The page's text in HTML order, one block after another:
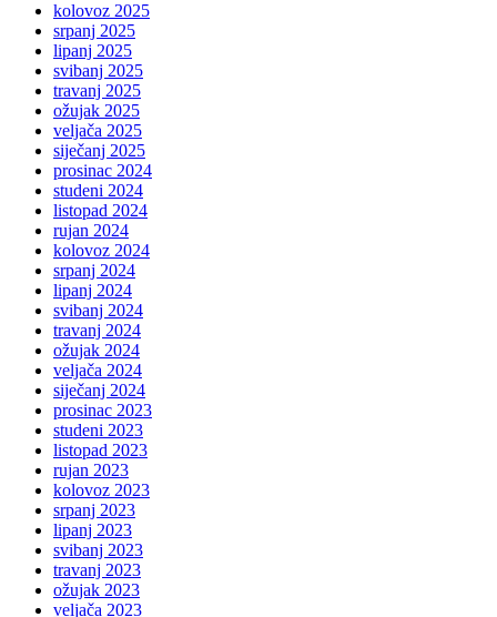
kolovoz 2025
srpanj 2025
lipanj 2025
svibanj 2025
travanj 2025
ožujak 2025
veljača 2025
siječanj 2025
prosinac 2024
studeni 2024
listopad 2024
rujan 2024
kolovoz 2024
srpanj 2024
lipanj 2024
svibanj 2024
travanj 2024
ožujak 2024
veljača 2024
siječanj 2024
prosinac 2023
studeni 2023
listopad 2023
rujan 2023
kolovoz 2023
srpanj 2023
lipanj 2023
svibanj 2023
travanj 2023
ožujak 2023
veljača 2023